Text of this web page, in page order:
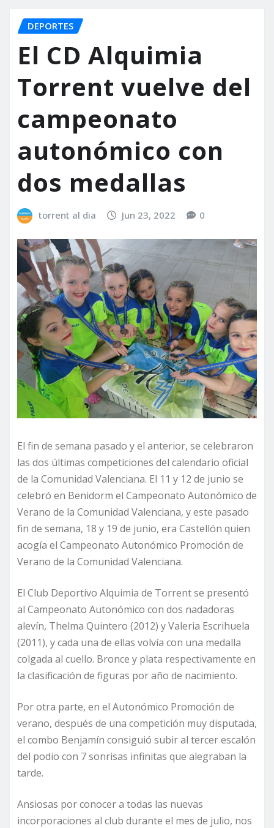
DEPORTES
El CD Alquimia
Torrent vuelve del
campeonato
autonómico con
dos medallas
torrent al dia Jun 23, 2022 0
El fin de semana pasado y el anterior, se celebraron
las dos últimas competiciones del calendario oficial
de la Comunidad Valenciana. El 11 y 12 de junio se
celebró en Benidorm el Campeonato Autonómico de
Verano de la Comunidad Valenciana, y este pasado
fin de semana, 18 y 19 de junio, era Castellón quien
acogía el Campeonato Autonómico Promoción de
Verano de la Comunidad Valenciana.
El Club Deportivo Alquimia de Torrent se presentó
al Campeonato Autonómico con dos nadadoras
alevín, Thelma Quintero (2012) y Valeria Escrihuela
(2011), y cada una de ellas volvía con una medalla
colgada al cuello. Bronce y plata respectivamente en
la clasificación de figuras por año de nacimiento.
Por otra parte, en el Autonómico Promoción de
verano, después de una competición muy disputada,
el combo Benjamín consiguió subir al tercer escalón
del podio con 7 sonrisas infinitas que alegraban la
tarde.
Ansiosas por conocer a todas las nuevas
incorporaciones al club durante el mes de julio, nos